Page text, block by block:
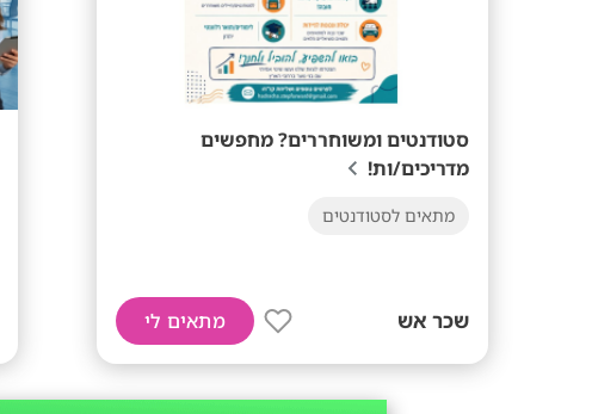
סטודנטים ומשוחררים? מחפשים
מדריכים/ות!
מתאים לסטודנטים
שכר אש מתאים לי